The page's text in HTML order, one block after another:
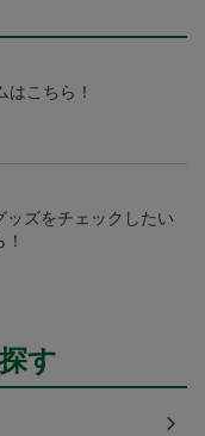
こちら！
ズをチェックしたい
す